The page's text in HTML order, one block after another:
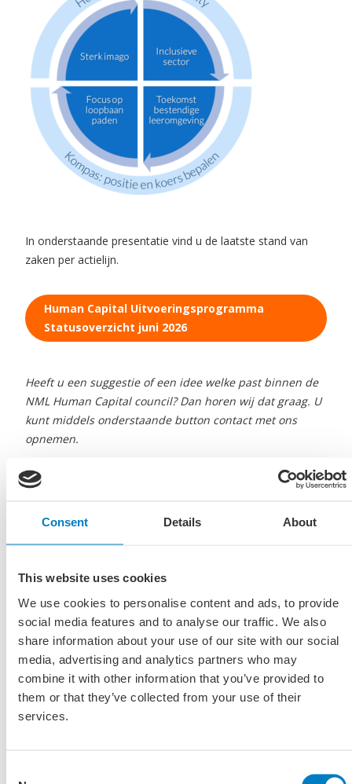
Consent Details About
This website uses cookies
We use cookies to personalise content and ads, to provide
social media features and to analyse our traffic. We also
share information about your use of our site with our social
media, advertising and analytics partners who may
combine it with other information that you’ve provided to
them or that they’ve collected from your use of their
services.
In onderstaande presentatie vind u de laatste stand van
zaken per actielijn.
Human Capital Uitvoeringsprogramma
Statusoverzicht juni 2026
Heeft u een suggestie of een idee welke past binnen de
NML Human Capital council? Dan horen wij dat graag. U
kunt middels onderstaande button contact met ons
opnemen.
Sterk imago